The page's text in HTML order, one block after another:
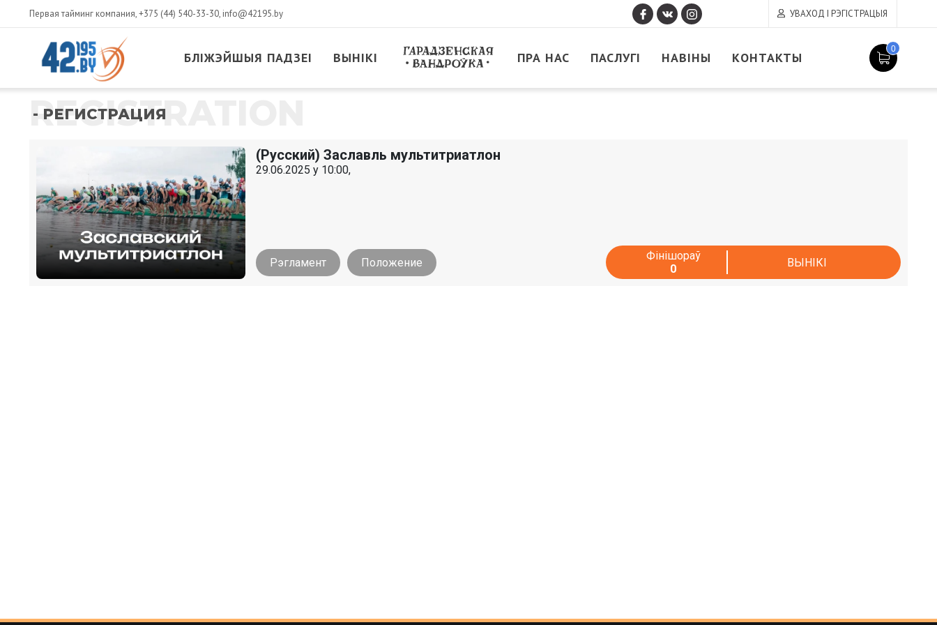
Первая тайминг компания,+375 (44) 540-33-30, info@42195.by УВАХОД І РЭГІСТРАЦЫЯ
БЛІЖЭЙШЫЯ ПАДЗЕІ ВЫНІКІ ПРА НАС ПАСЛУГІ НАВІНЫ КОНТАКТЫ
0
REGISTRATION
- РЕГИСТРАЦИЯ
(Русский) Заславль мультитриатлон
29.06.2025 у 10:00,
Рэгламент Положение
Фінішораў
0
ВЫНІКІ